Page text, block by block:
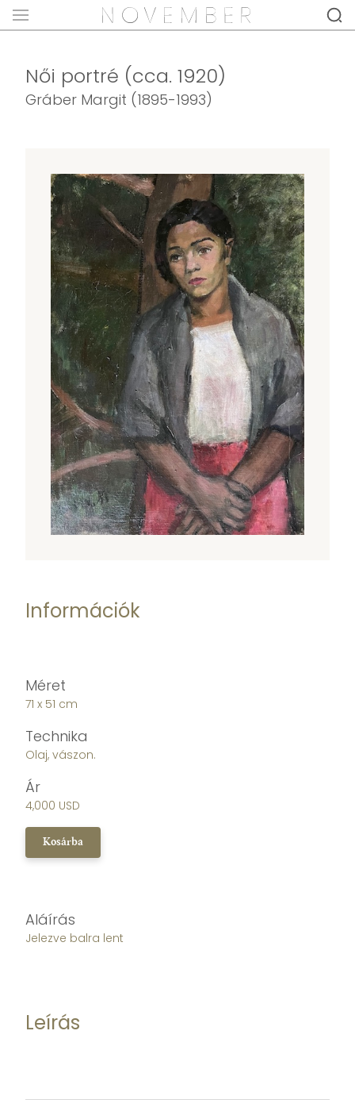
Női portré (cca. 1920)
Gráber Margit (1895-1993)
Információk
Méret
71 x 51 cm
Technika
Olaj, vászon.
Ár
4,000 USD
Kosárba
Aláírás
Jelezve balra lent
Leírás